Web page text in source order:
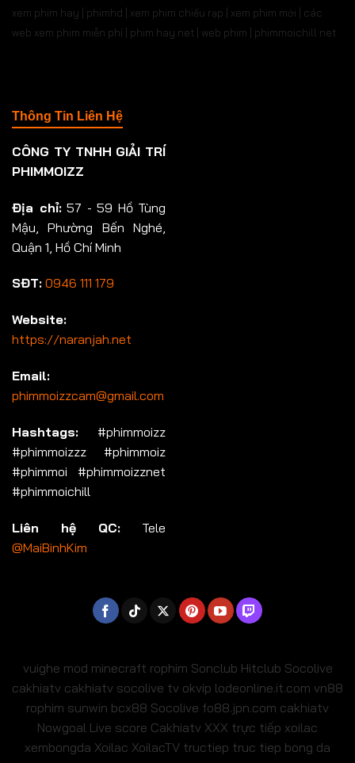
xem phim hay | phimhd | xem phim chiếu rạp | xem phim mới | các
web xem phim miễn phí | phim hay.net | web phim | phimmoichill net
Thông Tin Liên Hệ
CÔNG TY TNHH GIẢI TRÍ
PHIMMOIZZ
Địa chỉ:57 - 59 Hồ Tùng
Mậu, Phường Bến Nghé,
Quận 1, Hồ Chí Minh
SĐT: 0946 111 179
Website:
https://naranjah.net
Email:
phimmoizzcam@gmail.com
Hashtags: #phimmoizz
#phimmoizzz #phimmoiz
#phimmoi #phimmoizznet
#phimmoichill
Liên hệ QC: Tele
@MaiBinhKim
vuighe mod minecraft rophim Sonclub Hitclub Socolive
cakhiatv cakhiatv socolive tv okvip lodeonline.it.com vn88
rophim sunwin bcx88 Socolive fo88.jpn.com cakhiatv
Nowgoal Live score Cakhiatv XXX trực tiếp xoilac
xembongda Xoilac XoilacTV tructiep truc tiep bong da